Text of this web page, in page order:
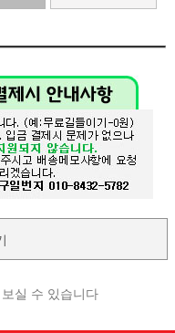
실 수 있습니다